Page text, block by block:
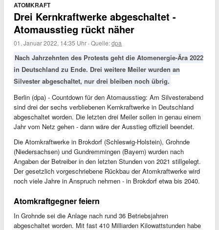
ATOMKRAFT
Drei Kernkraftwerke abgeschaltet -
Atomausstieg rückt näher
01. Januar 2022, 14:35 Uhr ·Quelle:dpa
Nach Jahrzehnten des Protests geht die Atomenergie-Ära 2022
in Deutschland zu Ende. Drei weitere Meiler wurden an
Silvester abgeschaltet, nur drei bleiben noch übrig.
Berlin (dpa) - Countdown für den Atomausstieg: Am Silvesterabend
sind drei der sechs verbliebenen Kernkraftwerke in Deutschland
abgeschaltet worden. Die letzten drei Meiler sollen in genau einem
Jahr vom Netz gehen - dann wäre der Ausstieg offiziell beendet.
Die Atomkraftwerke in Brokdorf (Schleswig-Holstein), Grohnde
(Niedersachsen) und Gundremmingen (Bayern) wurden nach
Angaben der Betreiber in den letzten Stunden von 2021 stillgelegt.
Der gesetzlich vorgeschriebene Rückbau der Atomkraftwerke wird
noch viele Jahre in Anspruch nehmen - in Brokdorf etwa bis 2040.
Atomkraftgegner feiern
In Grohnde sei die Anlage nach rund 36 Betriebsjahren
abgeschaltet worden. Mit fast 410 Milliarden Kilowattstunden habe